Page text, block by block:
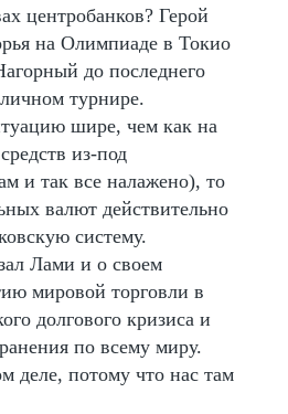
центробанков? Герой
на Олимпиаде в Токио
до последнего
турнире.
шире, чем как на
из-под
и так все налажено), то
валют действительно
систему.
Лами и о своем
мировой торговли в
долгового кризиса и
по всему миру.
деле, потому что нас там